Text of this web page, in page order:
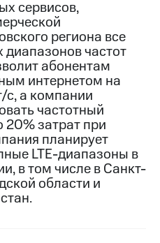
сервисов,
региона все
диапазонов частот
абонентам
интернетом на
а компании
частотный
20% затрат при
планирует
LTE-диапазоны в
в том числе в Санкт-
области и